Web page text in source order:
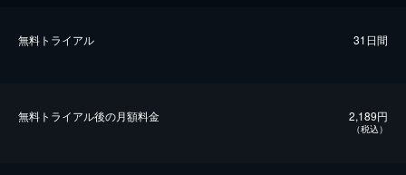
無料トライアル 31日間
無料トライアル後の⽉額料金 2,189円
（税込）